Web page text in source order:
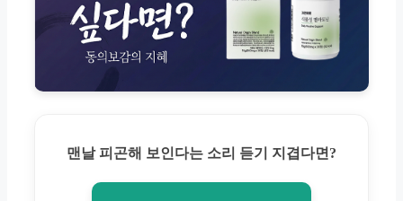
맨날 피곤해 보인다는 소리 듣기 지겹다면?